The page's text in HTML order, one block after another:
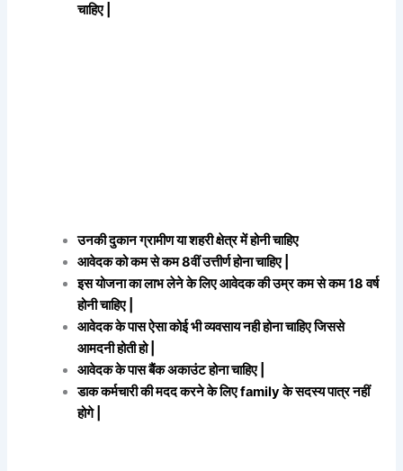
चाहिए |
उनकी दुकान ग्रामीण या शहरी क्षेत्र में होनी चाहिए
आवेदक को कम से कम 8वीं उत्तीर्ण होना चाहिए |
इस योजना का लाभ लेने के लिए आवेदक की उम्र कम से कम 18 वर्ष
होनी चाहिए |
आवेदक के पास ऐसा कोई भी व्यवसाय नही होना चाहिए जिससे
आमदनी होती हो |
आवेदक के पास बैंक अकाउंट होना चाहिए |
डाक कर्मचारी की मदद करने के लिए family के सदस्य पात्र नहीं
होगे |